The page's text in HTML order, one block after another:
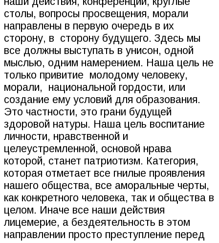
столы, вопросы просвещения, морали
направлены в первую очередь в их
сторону, в сторону будущего. Здесь мы
все должны выступать в унисон, одной
мыслью, одним намерением. Наша цель не
только привитие молодому человеку,
морали,
национальной гордости, или
создание ему условий для образования.
Это частности, это грани будущей
здоровой натуры. Наша цель воспитание
личности, нравственной и
целеустремленной, основой нрава
которой, станет патриотизм. Категория,
которая отметает все гнилые проявления
нашего общества, все аморальные черты,
как конкретного человека, так и общества в
целом. Иначе все наши действия
лицемерие, а бездеятельность в этом
направлении просто преступление перед